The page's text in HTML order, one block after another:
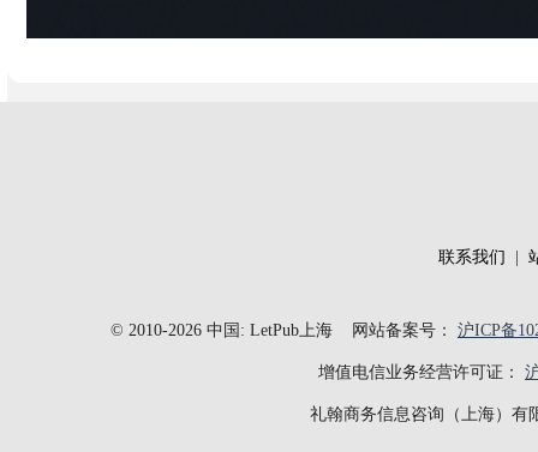
联系我们
© 2010-2026 中国: LetPub上海网站备案号： 沪ICP备
增值电信业务经营许可证：
礼翰商务信息咨询（上海）